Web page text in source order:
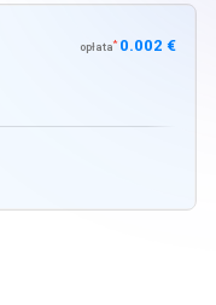
opłata* 0.002 €